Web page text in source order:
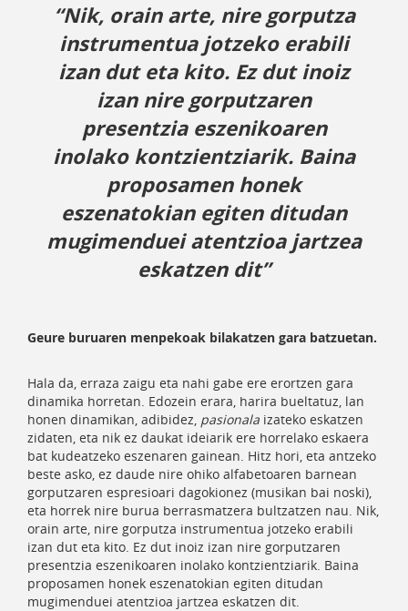
“Nik, orain arte, nire gorputza
instrumentua jotzeko erabili
izan dut eta kito. Ez dut inoiz
izan nire gorputzaren
presentzia eszenikoaren
inolako kontzientziarik. Baina
proposamen honek
eszenatokian egiten ditudan
mugimenduei atentzioa jartzea
eskatzen dit”
Geure buruaren menpekoak bilakatzen gara batzuetan.
Hala da, erraza zaigu eta nahi gabe ere erortzen gara
dinamika horretan. Edozein erara, harira bueltatuz, lan
honen dinamikan, adibidez, pasionala izateko eskatzen
zidaten, eta nik ez daukat ideiarik ere horrelako eskaera
bat kudeatzeko eszenaren gainean. Hitz hori, eta antzeko
beste asko, ez daude nire ohiko alfabetoaren barnean
gorputzaren espresioari dagokionez (musikan bai noski),
eta horrek nire burua berrasmatzera bultzatzen nau. Nik,
orain arte, nire gorputza instrumentua jotzeko erabili
izan dut eta kito. Ez dut inoiz izan nire gorputzaren
presentzia eszenikoaren inolako kontzientziarik. Baina
proposamen honek eszenatokian egiten ditudan
mugimenduei atentzioa jartzea eskatzen dit.